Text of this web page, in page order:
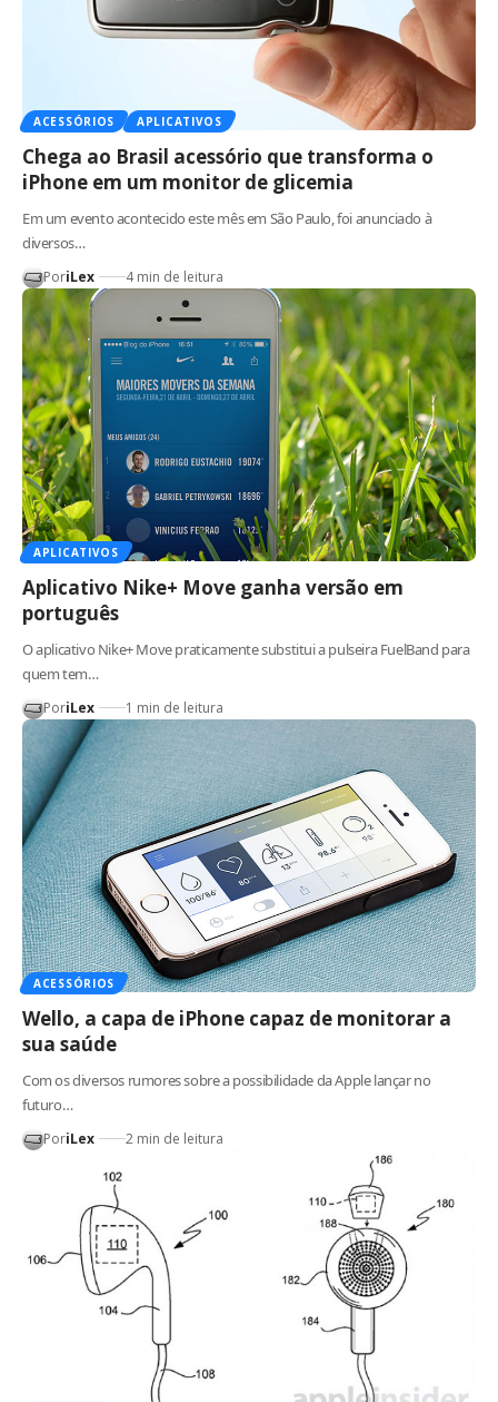
ACESSÓRIOS APLICATIVOS
Chega ao Brasil acessório que transforma o
iPhone em um monitor de glicemia
Em um evento acontecido este mês em São Paulo, foi anunciado à
diversos…
PoriLex 4 min de leitura
APLICATIVOS
Aplicativo Nike+ Move ganha versão em
português
O aplicativo Nike+ Move praticamente substitui a pulseira FuelBand para
quem tem…
PoriLex 1 min de leitura
ACESSÓRIOS
Wello, a capa de iPhone capaz de monitorar a
sua saúde
Com os diversos rumores sobre a possibilidade da Apple lançar no
futuro…
PoriLex 2 min de leitura